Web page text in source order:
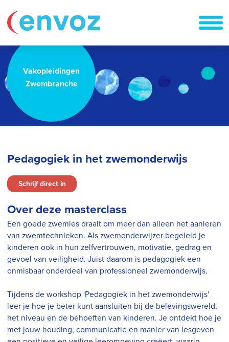
Vakopleidingen
Zwembranche
Pedagogiek in het zwemonderwijs
Schrijf direct in
Over deze masterclass
Een goede zwemles draait om meer dan alleen het aanleren
van zwemtechnieken. Als zwemonderwijzer begeleid je
kinderen ook in hun zelfvertrouwen, motivatie, gedrag en
gevoel van veiligheid. Juist daarom is pedagogiek een
onmisbaar onderdeel van professioneel zwemonderwijs.
Tijdens de workshop 'Pedagogiek in het zwemonderwijs'
leer je hoe je beter kunt aansluiten bij de belevingswereld,
het niveau en de behoeften van kinderen. Je ontdekt hoe je
met jouw houding, communicatie en manier van lesgeven